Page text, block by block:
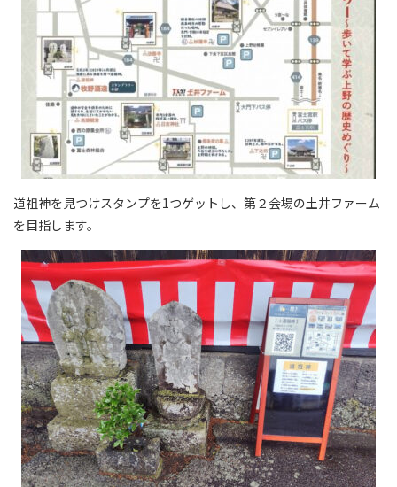
道祖神を見つけスタンプを1つゲットし、第２会場の土井ファーム
を目指します。